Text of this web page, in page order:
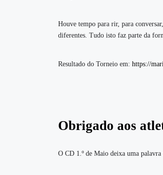
Houve tempo para rir, para
diferentes. Tudo isto faz parte da
Resultado do Torneio em: https://
Obrigado aos
O CD 1.º de Maio deixa uma palavra